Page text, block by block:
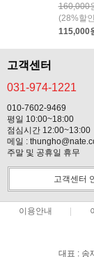
160,000
(28%할
115,000
고객센터
031-974-1221
010-7602-9469
평일 10:00~18:00
점심시간 12:00~13:00
메일 :
주말 및 공휴일 휴무
고객센터
이용안내
대표 : 송